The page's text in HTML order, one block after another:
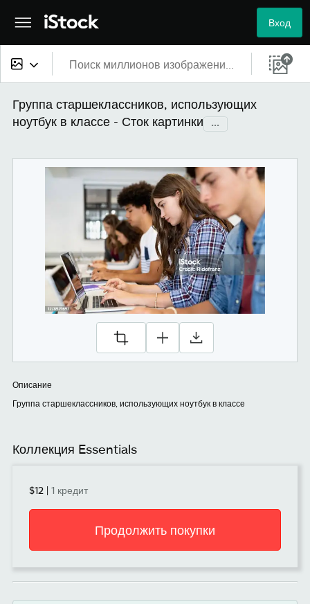
Вход
Изображения
Фотографии
Иллюстрации
Векторные файлы
Группа старшеклассников, использующих
ноутбук в классе - Сток картинки
...
Описание
Группа старшеклассников, использующих ноутбук в классе
Коллекция Essentials
$12 | 1 кредит
Продолжить покупки